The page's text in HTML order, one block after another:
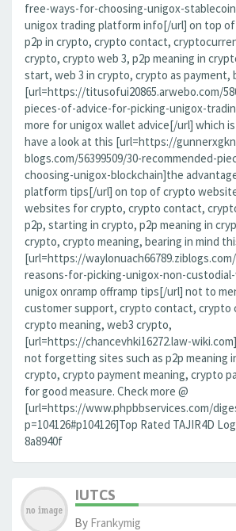
free-ways-for-choosing-unigox-
unigox trading platform info[/url] on top
p2p in crypto, crypto contact,
crypto, crypto web 3, p2p meaning in
start, web 3 in crypto, crypto as payment,
[url=https://titusofui20865.arwebo.com/
pieces-of-advice-for-picking-unigox-
more for unigox wallet advice[/url] which
have a look at this [url=https://
blogs.com/56399509/30-recommended-
choosing-unigox-blockchain]the
platform tips[/url] on top of crypto
websites for crypto, crypto contact,
p2p, starting in crypto, p2p meaning in
crypto, crypto meaning, bearing in mind
[url=https://
reasons-for-picking-unigox-non-
unigox onramp offramp tips[/url] not to
customer support, crypto contact, crypto
crypto meaning, web3 crypto,
[url=https://chancevhki16272.law-
not forgetting sites such as p2p meaning
crypto, crypto payment meaning, crypto
for good measure. Check more @
[url=https://www.phpbbservices.com/
p=104126#p104126]Top Rated TAJIR4D
8a8940f
IUTCS
By Frankymig